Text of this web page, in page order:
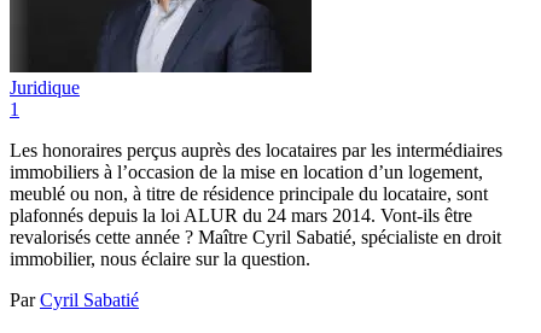
Juridique
1
Les honoraires perçus auprès des locataires par les intermédiaires
immobiliers à l’occasion de la mise en location d’un logement,
meublé ou non, à titre de résidence principale du locataire, sont
plafonnés depuis la loi ALUR du 24 mars 2014. Vont-ils être
revalorisés cette année ? Maître Cyril Sabatié, spécialiste en droit
immobilier, nous éclaire sur la question.
ParCyril Sabatié